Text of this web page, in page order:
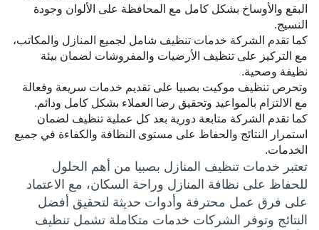
البقع والأوساخ بشكل كامل مع المحافظة على الألوان وجودة
النسيج.
كما تقدم الشركة خدمات تنظيف شامل لجميع المنازل والمكاتب،
مع التركيز على تنظيف الأرضيات والمفروشات لضمان بيئة
نظيفة وصحية.
وتحرص تنظيف موكيت بصبيا على تقديم خدمات سريعة وفعالة
مع الالتزام بالمواعيد وتحقيق رضا العملاء بشكل كامل ودائم.
كما تقدم الشركة متابعة دورية بعد كل عملية تنظيف لضمان
استمرار النتائج والحفاظ على مستوى النظافة والكفاءة في جميع
الخدمات.
تعتبر خدمات تنظيف المنازل بصبيا من أهم الحلول
للحفاظ على نظافة المنازل وراحة السكان، مع الاعتماد
على فرق عمل محترفة وأدوات حديثة لتحقيق أفضل
النتائج وتوفر الشركات خدمات متكاملة تشمل تنظيف